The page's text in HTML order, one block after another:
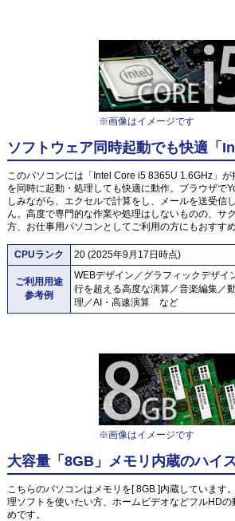
※画像はイメージです
ソフトウェア同時起動でも快適「
このパソコンには「Intel Core i5 8365U 1.6GHz」
を同時に起動・処理しても快適に動作。ブラウザで
しみながら、エクセルで計算をし、メールを送受信
ん。高度で専門的な作業や処理はしないものの、サ
方、お仕事用パソコンとしてご利用の方にもおすすめ
CPUランク 20 (2025年9月17日時点)
ご利用用途
参考例
WEBデザイン／グラフィックデザイ
行を超える高度な演算／音楽編集／
理／AI・高速演算 など
※画像はイメージです
大容量「8GB」メモリ内蔵のハイ
こちらのパソコンはメモリを[ 8GB ]内蔵しています
理ソフトを使いたい方、ホームビデオなどフルHD
めです。